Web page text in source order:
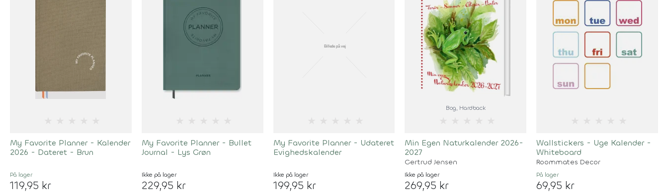
My Favorite Planner - Kalender
2026 - Dateret - Brun
På lager
119,95 kr
My Favorite Planner - Bullet
Journal - Lys Grøn
Ikke på lager
229,95 kr
My Favorite Planner - Udateret
Evighedskalender
Ikke på lager
199,95 kr
Bog, Hardback
Min Egen Naturkalender 2026-
2027
Gertrud Jensen
Ikke på lager
269,95 kr
Wallstickers - Uge Kalender -
Whiteboard
Roommates Decor
På lager
69,95 kr